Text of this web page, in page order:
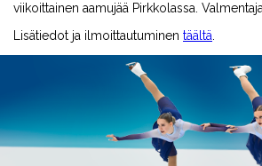
viikoittainen aamujää Pirkkolassa.
Lisätiedot ja ilmoittautuminen täältä